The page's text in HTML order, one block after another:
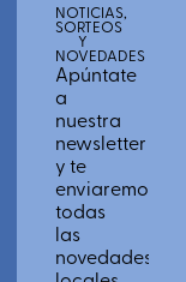
NOTICIAS,
SORTEOS
Y
NOVEDADES
Apúntate
a
nuestra
newsletter
y te
enviaremos
todas
las
novedades